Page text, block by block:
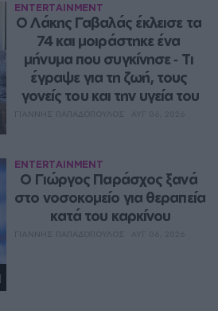
ENTERTAINMENT
Ο Λάκης Γαβαλάς έκλεισε τα
74 και μοιράστηκε ένα
μήνυμα που συγκίνησε ‑ Τι
έγραψε για τη ζωή, τους
γονείς του και την υγεία του
ENTERTAINMENT
O Γιώργος Παράσχος ξανά
στο νοσοκομείο για θεραπεία
κατά του καρκίνου